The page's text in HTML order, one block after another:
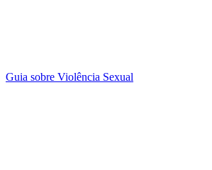
Guia sobre Violência Sexual